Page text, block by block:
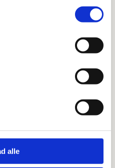
alle
interesseret i…